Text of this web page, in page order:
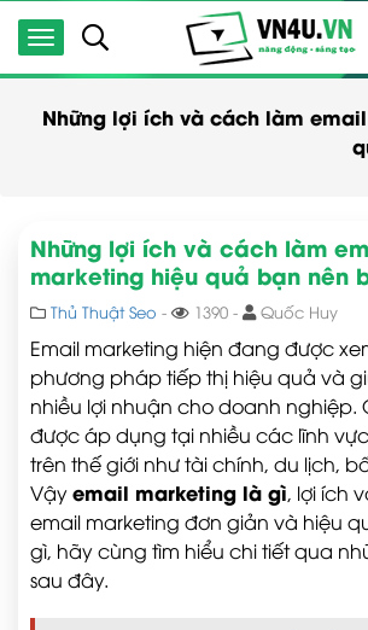
Những lợi ích và cách làm
Những lợi ích và cách làm
marketing hiệu quả bạn nên
Thủ Thuật Seo - 1390 - Quốc Huy
Email marketing hiện đang được
phương pháp tiếp thị hiệu quả và
nhiều lợi nhuận cho doanh nghiệp.
được áp dụng tại nhiều các lĩnh
trên thế giới như tài chính, du lịch,
Vậyemail marketing là gì, lợi ích
email marketing đơn giản và hiệu
gì, hãy cùng tìm hiểu chi tiết qua
sau đây.